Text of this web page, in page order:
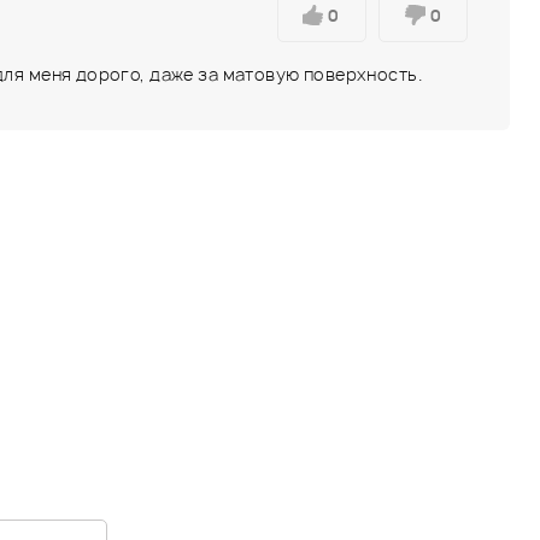
0 0
меня дорого, даже за матовую поверхность.